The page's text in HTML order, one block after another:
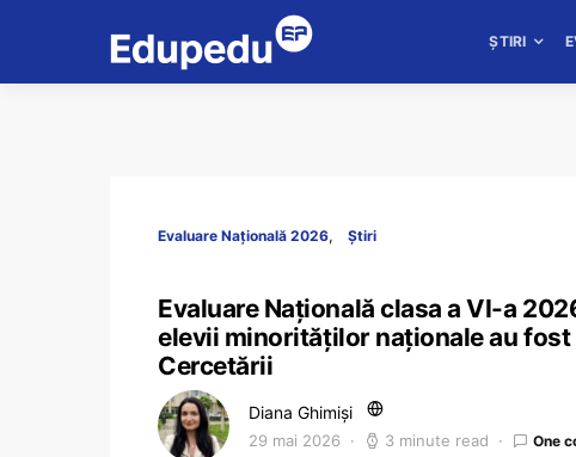
ȘTIRI
Evaluare Națională 2026 Știri
Evaluare Națională clasa a VI-a
elevii minorităților naționale au
Cercetării
Diana Ghimiși
29 mai 2026 3 minute read One